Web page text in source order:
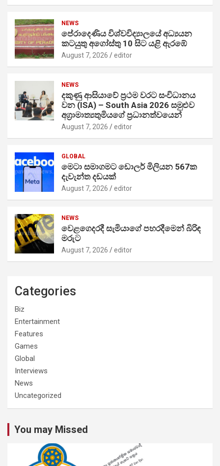
NEWS
පේරාදෙණිය විශ්වවිද්‍යාලයේ අධ්‍යයන
කටයුතු අගෝස්තු 10 සිට යළි ඇරඹේ
August 7, 2026 editor
NEWS
දකුණු ආසියාවේ ප්‍රථම වරට සංවිධානය
වන (ISA) – South Asia 2026 සමුළුව
අග්‍රාමාත්‍යතුමියගේ ප්‍රධානත්වයෙන්
August 7, 2026 editor
GLOBAL
මෙටා සමාගමට ඩොලර් මිලියන 567ක
දැවැන්ත දඩයක්
August 7, 2026 editor
NEWS
වෙළගෙදරදී සැමියාගේ පහරදීමෙන් බිරිඳ
මරුට
August 7, 2026 editor
Categories
Biz
Entertainment
Features
Games
Global
Interviews
News
Uncategorized
You may Missed